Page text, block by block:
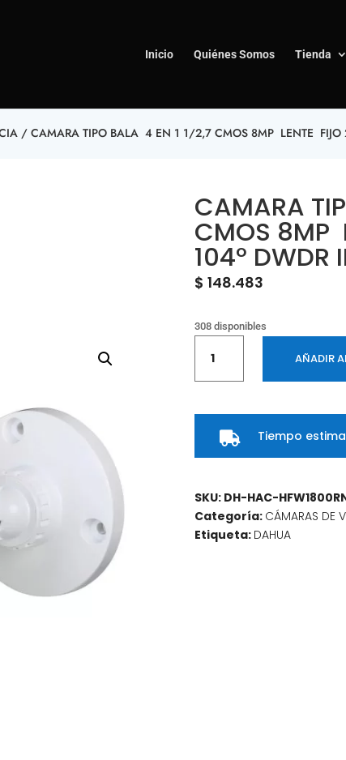
Inicio Quiénes Somos Tienda
/ CAMARA TIPO BALA 4 EN 1 1/2,7 CMOS 8MP LENTE FIJO
CAMARA
CMOS 8MP
104° DWDR
$ 148.483
308 disponibles
TIPO
BALA
EN
1/2,7
8MP
LENTE
FIJO
AÑADIR
 Tiempo
SKU: DH-HAC-
Categoría: CÁMARAS DE
Etiqueta: DAHUA